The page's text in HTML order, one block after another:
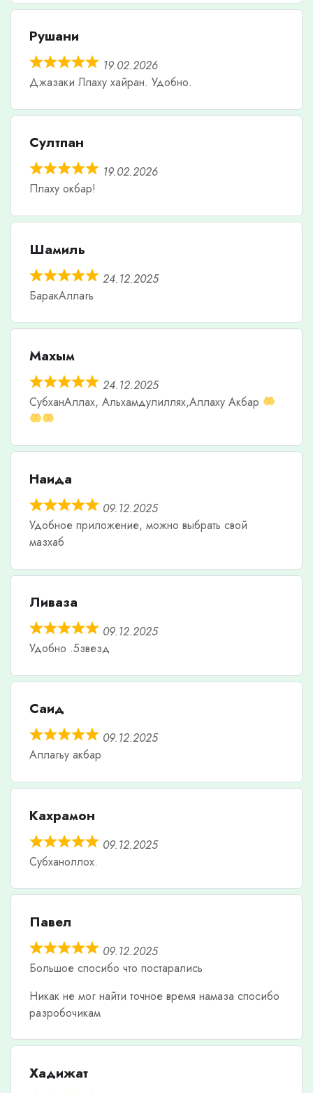
Рушани
19.02.2026
Джазаки Ллаху хайран. Удобно.
Султпан
19.02.2026
Плаху окбар!
Шамиль
24.12.2025
БаракАллагь
Махым
24.12.2025
СубханАллах, Альхамдулиллях,Аллаху Акбар
Наида
09.12.2025
Удобное приложение, можно выбрать свой
мазхаб
Ливаза
09.12.2025
Удобно .5звезд
Саид
09.12.2025
Аллагьу акбар
Кахрамон
09.12.2025
Субханоллох.
Павел
09.12.2025
Большое спосибо что постарались
Никак не мог найти точное время намаза спосибо
разробочикам
Хадижат